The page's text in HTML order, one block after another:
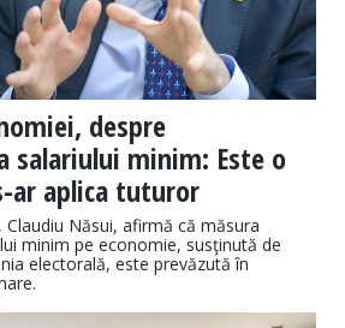
despre
salariului minim: Este o
ar aplica tuturor
Năsui, afirmă că măsura
minim pe economie, susţinută de
electorală, este prevăzută în